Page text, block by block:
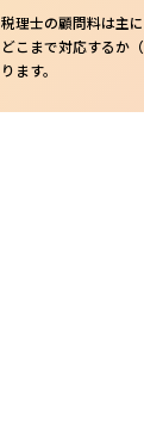
税理士の顧問料は主
どこまで対応するか
ります。